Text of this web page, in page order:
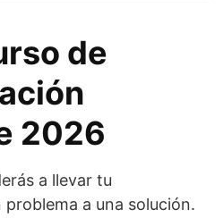
de
2026
a llevar tu
a una solución.